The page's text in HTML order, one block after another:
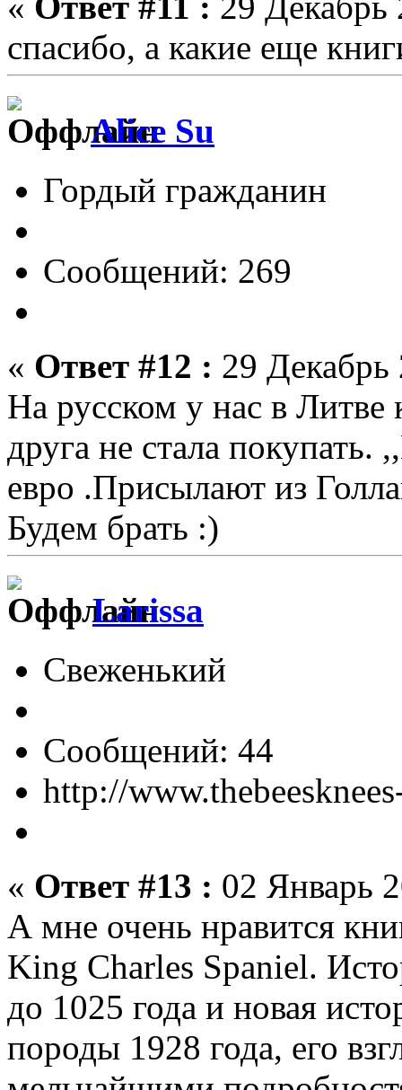
спасибо, а какие еще
Alice Su
Гордый гражданин
Сообщений: 269
« Ответ #12 : 29
На русском у нас в Литве
друга не стала
евро .Присылают из
Будем брать :)
Larissa
Свеженький
Сообщений: 44
http://
« Ответ #13 : 02 Январь
А мне очень нравится
King Charles Spaniel.
до 1025 года и новая
породы 1928 года, его